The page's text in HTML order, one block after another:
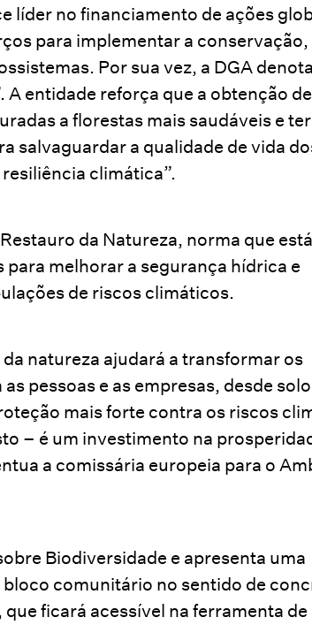
líder no financiamento de ações
para implementar a conservação,
Por sua vez, a DGA
entidade reforça que a obtenção de
a florestas mais saudáveis e
salvaguardar a qualidade de vida
climática”.
da Natureza, norma que
melhorar a segurança hídrica e
de riscos climáticos.
natureza ajudará a transformar os
pessoas e as empresas, desde
mais forte contra os riscos
– é um investimento na
a comissária europeia para o
Biodiversidade e apresenta uma
comunitário no sentido de
ficará acessível na ferramenta de